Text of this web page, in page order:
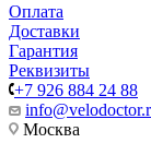
Оплата
Доставки
Гарантия
Реквизиты
+7 926 884 24 88
Москва